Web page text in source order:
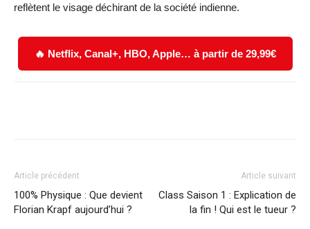
reflètent le visage déchirant de la société indienne.
🔥 Netflix, Canal+, HBO, Apple… à partir de 29,99€
Article précédent
100% Physique : Que devient
Florian Krapf aujourd’hui ?
Article suivant
Class Saison 1 : Explication de
la fin ! Qui est le tueur ?